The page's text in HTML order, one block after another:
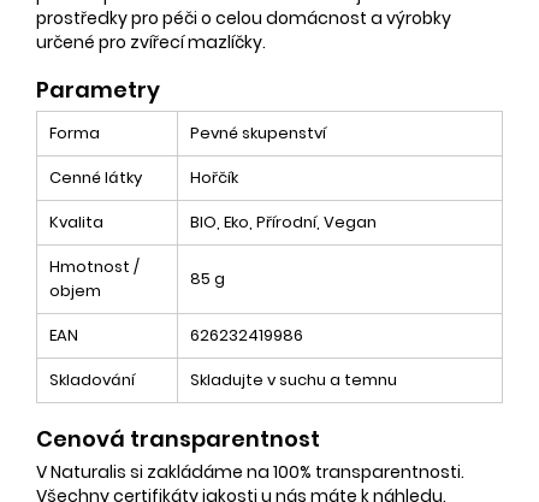
prostředky pro péči o celou domácnost a výrobky
určené pro zvířecí mazlíčky.
Parametry
Forma
Pevné skupenství
Cenné látky
Hořčík
Kvalita
BIO, Eko, Přírodní, Vegan
Hmotnost /
objem
85 g
EAN
626232419986
Skladování
Skladujte v suchu a temnu
Cenová transparentnost
V Naturalis si zakládáme na 100% transparentnosti.
Všechny certifikáty jakosti u nás máte k náhledu.